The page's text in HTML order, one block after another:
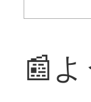
📰